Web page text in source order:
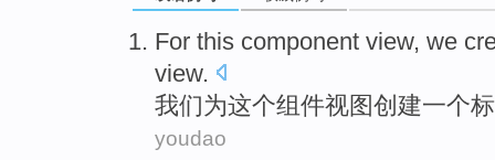
For this component view, we
view.
我们为这个组件视图创建一个
youdao